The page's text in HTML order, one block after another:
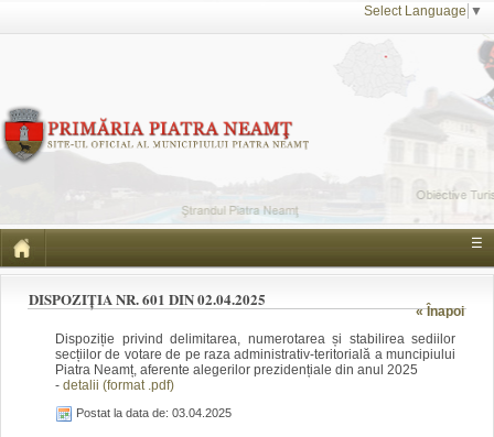
Select Language ▼
☰
« Înapoi
DISPOZIȚIA NR. 601 DIN 02.04.2025
Dispoziție privind delimitarea, numerotarea și stabilirea sediilor
secțiilor de votare de pe raza administrativ-teritorială a muncipiului
Piatra Neamț, aferente alegerilor prezidențiale din anul 2025
- detalii (format .pdf)
Postat la data de: 03.04.2025